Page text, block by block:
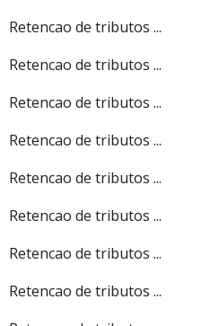
Retencao de tributos ...
Retencao de tributos ...
Retencao de tributos ...
Retencao de tributos ...
Retencao de tributos ...
Retencao de tributos ...
Retencao de tributos ...
Retencao de tributos ...